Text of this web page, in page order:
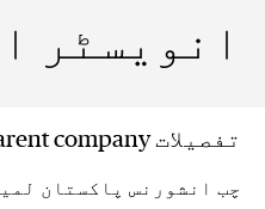
انویسٹر
تفصیلات Parent company
چب انشورنس پاکستان